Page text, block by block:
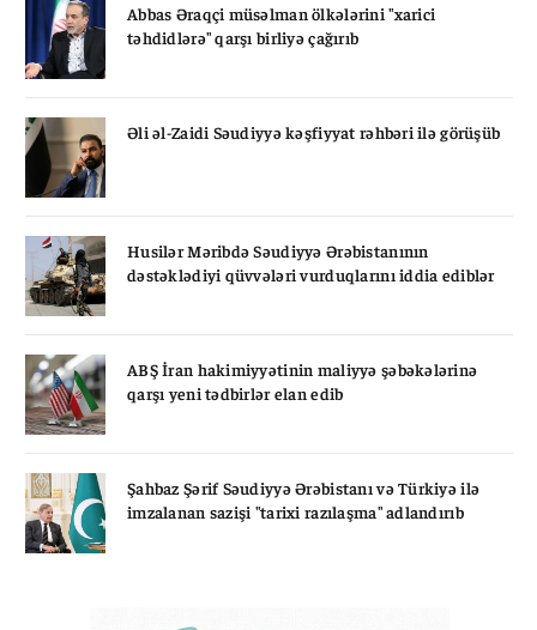
Abbas Əraqçi müsəlman ölkələrini "xarici
təhdidlərə" qarşı birliyə çağırıb
Əli əl-Zaidi Səudiyyə kəşfiyyat rəhbəri ilə görüşüb
Husilər Məribdə Səudiyyə Ərəbistanının
dəstəklədiyi qüvvələri vurduqlarını iddia ediblər
ABŞ İran hakimiyyətinin maliyyə şəbəkələrinə
qarşı yeni tədbirlər elan edib
Şahbaz Şərif Səudiyyə Ərəbistanı və Türkiyə ilə
imzalanan sazişi "tarixi razılaşma" adlandırıb